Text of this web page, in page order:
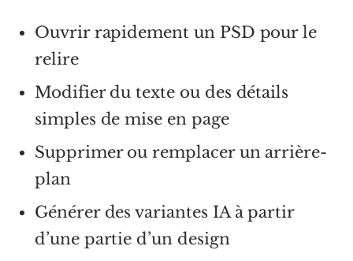
Ouvrir rapidement un PSD pour le
relire
Modifier du texte ou des détails
simples de mise en page
Supprimer ou remplacer un arrière-
plan
Générer des variantes IA à partir
d’une partie d’un design